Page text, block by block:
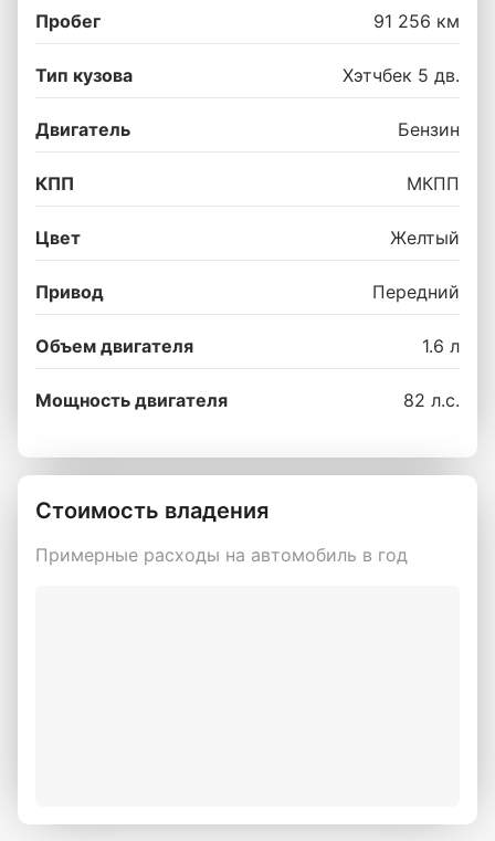
Пробег 91 256 км
Тип кузова Хэтчбек 5 дв.
Двигатель Бензин
КПП МКПП
Цвет Желтый
Привод Передний
Объем двигателя 1.6 л
Мощность двигателя 82 л.с.
Стоимость владения
Примерные расходы на автомобиль в год